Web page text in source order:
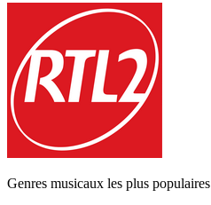
Genres musicaux les plus populaires